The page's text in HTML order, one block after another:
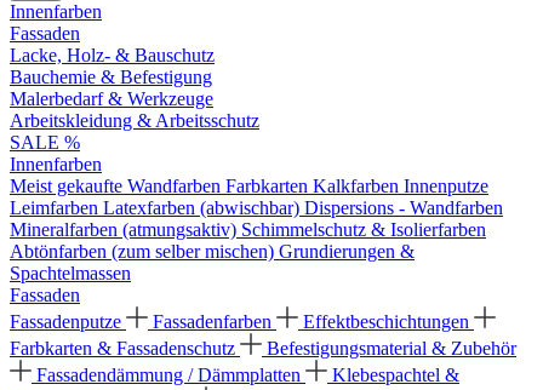
Innenfarben
Fassaden
Lacke, Holz- & Bauschutz
Bauchemie & Befestigung
Malerbedarf & Werkzeuge
Arbeitskleidung & Arbeitsschutz
SALE %
Innenfarben
Meist gekaufte Wandfarben Farbkarten Kalkfarben Innenputze
Leimfarben Latexfarben (abwischbar) Dispersions - Wandfarben
Mineralfarben (atmungsaktiv) Schimmelschutz & Isolierfarben
Abtönfarben (zum selber mischen) Grundierungen &
Spachtelmassen
Fassaden
Fassadenputze
Fassadenfarben
Effektbeschichtungen
Farbkarten & Fassadenschutz
Befestigungsmaterial & Zubehör
Fassadendämmung / Dämmplatten
Klebespachtel &